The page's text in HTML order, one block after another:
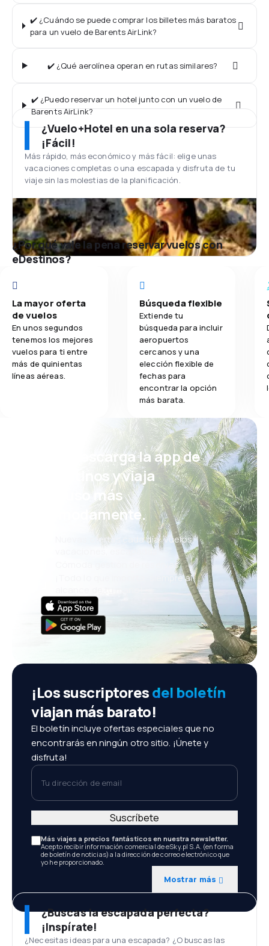
✔️ ¿Cuándo se puede comprar los billetes más baratos
para un vuelo de Barents AirLink?
✔️ ¿Qué aerolínea operan en rutas similares?
✔️ ¿Puedo reservar un hotel junto con un vuelo de
Barents AirLink?
¿Vuelo+Hotel en una sola reserva?
¡Fácil!
Más rápido, más económico y más fácil: elige unas
vacaciones completas o una escapada y disfruta de tu
viaje sin las molestias de la planificación.
¿Por qué vale la pena reservar vuelos con
eDestinos?
La mayor oferta
de vuelos
En unos segundos
tenemos los mejores
vuelos para ti entre
más de quinientas
líneas aéreas.
Búsqueda flexible
Extiende tu
búsqueda para incluir
aeropuertos
cercanos y una
elección flexible de
fechas para
encontrar la opción
más barata.
¡Eh! Descarga la app de
eDestinos y viaja
incluso más
cómodamente.
Nuevas ofertas cada día: vuelos,
vacaciones, escapadas
Cómoda gestión de reservas
¡Todo lo que importa, siempre al
¡Los suscriptoresdel boletín
viajan más barato!
El boletín incluye ofertas especiales que no
encontrarás en ningún otro sitio. ¡Únete y
disfruta!
Tu dirección de email
Más viajes a precios fantásticos en nuestra newsletter.
Acepto recibir información comercial de eSky.pl S.A. (en forma
de boletín de noticias) a la dirección de correo electrónico que
yo he proporcionado.
Mostrar más
Suscríbete
¿Buscas la escapada perfecta?
¡Inspírate!
¿Necesitas ideas para una escapada? ¿O buscas las